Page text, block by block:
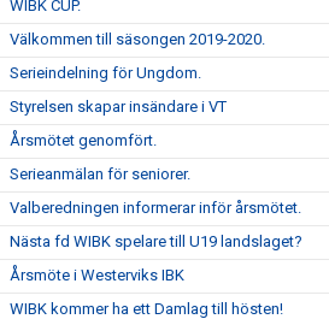
WIBK CUP.
Välkommen till säsongen 2019-2020.
Serieindelning för Ungdom.
Styrelsen skapar insändare i VT
Årsmötet genomfört.
Serieanmälan för seniorer.
Valberedningen informerar inför årsmötet.
Nästa fd WIBK spelare till U19 landslaget?
Årsmöte i Westerviks IBK
WIBK kommer ha ett Damlag till hösten!